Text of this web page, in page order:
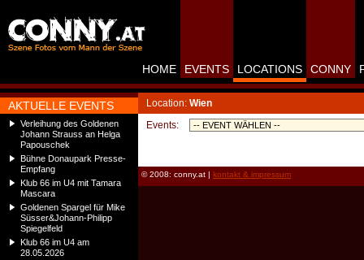
AKTUELLE EVENTS
Verleihung des Goldenen
Johann Strauss an Helga
Papouschek
Bühne Donaupark Presse-
Empfang
Klub 66 im U4 mit Tamara
Mascara
Goldenen Spargel für Mike
Süsser&Johann-Philipp
Spiegelfeld
Klub 66 im U4 am
28.05.2026
HOME EVENTS LOCATIONS CONNY
Location: Wien
Events:
© 2008: conny.at | kontakt & impressum